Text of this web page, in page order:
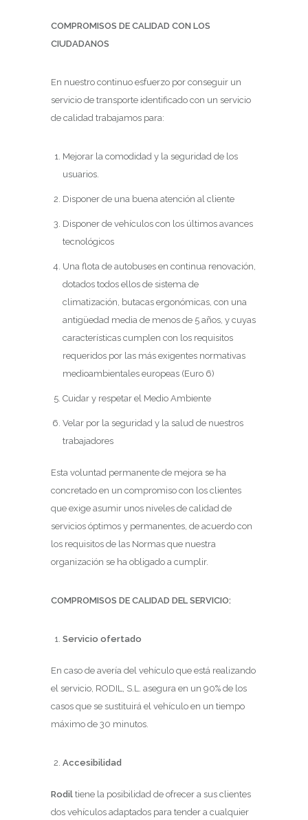
COMPROMISOS DE CALIDAD CON LOS
CIUDADANOS
En nuestro continuo esfuerzo por conseguir un
servicio de transporte identificado con un servicio
de calidad trabajamos para:
Mejorar la comodidad y la seguridad de los
usuarios.
Disponer de una buena atención al cliente
Disponer de vehículos con los últimos avances
tecnológicos
Una flota de autobuses en continua renovación,
dotados todos ellos de sistema de
climatización, butacas ergonómicas, con una
antigüedad media de menos de 5 años, y cuyas
características cumplen con los requisitos
requeridos por las más exigentes normativas
medioambientales europeas (Euro 6)
Cuidar y respetar el Medio Ambiente
Velar por la seguridad y la salud de nuestros
trabajadores
Esta voluntad permanente de mejora se ha
concretado en un compromiso con los clientes
que exige asumir unos niveles de calidad de
servicios óptimos y permanentes, de acuerdo con
los requisitos de las Normas que nuestra
organización se ha obligado a cumplir.
COMPROMISOS DE CALIDAD DEL SERVICIO:
Servicio ofertado
En caso de avería del vehículo que está realizando
el servicio, RODIL, S.L. asegura en un 90% de los
casos que se sustituirá el vehículo en un tiempo
máximo de 30 minutos.
Accesibilidad
Rodil tiene la posibilidad de ofrecer a sus clientes
dos vehículos adaptados para tender a cualquier